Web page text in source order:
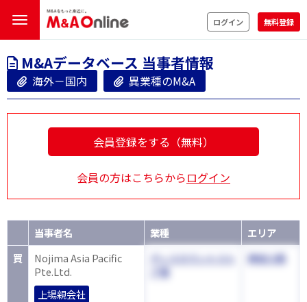
ログイン 無料登録
M&Aデータベース 当事者情報
海外－国内 異業種のM&A
会員登録をする（無料）
会員の方はこちらからログイン
当事者名 業種
エリア
買
Nojima Asia Pacific
Pte.Ltd.
上場親会社
ディスカウントスト
神奈川県